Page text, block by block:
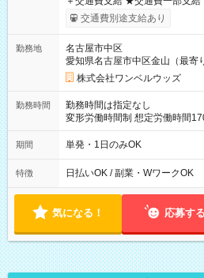
支給！ ※往復500円以内の方は自己
OK！（規定あり） ┗働いたそ
期間なし
交通費別途支給あり
勤務地
名古屋市中区
愛知県名古屋市中区金山（最寄
株式会社ワンベルウッズ
勤務時間
勤務時間は指定なし
変形労働時間制 想定労働時間170時間/月 ☆シフ
10/26 全日共通 08：00～12：
～9/19のみ下記シフトもあります
00
期間 単発・1日のみOK
特徴 日払いOK / 副業・WワークOK
気になる！ 応募する